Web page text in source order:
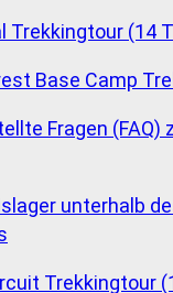
Trekkingtour (14
Fragen (FAQ)
Trekkingtour